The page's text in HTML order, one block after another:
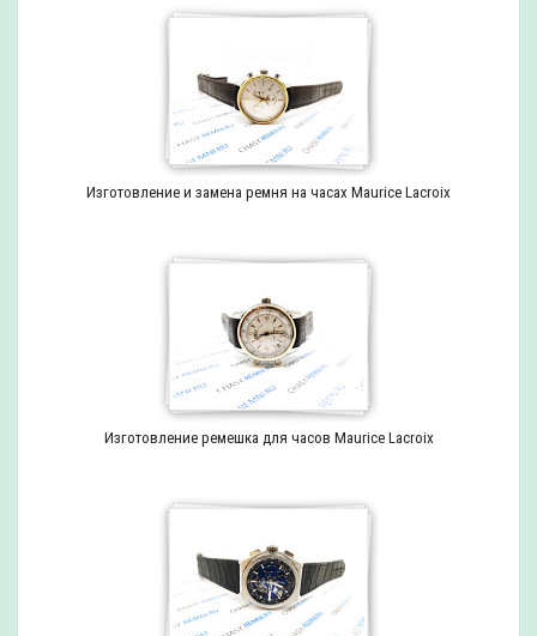
Изготовление и замена ремня на часах Maurice Lacroix
Изготовление ремешка для часов Maurice Lacroix